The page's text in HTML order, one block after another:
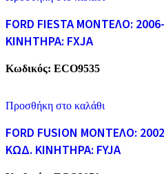
FORD FIESTA ΜΟΝΤΕΛΟ:
ΚΙΝΗΤΗΡΑ: FXJA
Κωδικός: ECO9535
Προσθήκη στο καλάθι
FORD FUSION ΜΟΝΤΕΛΟ:
ΚΩΔ. ΚΙΝΗΤΗΡΑ: FYJA